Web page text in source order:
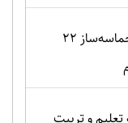
شهید مهدی ثامنی‌راد؛ حماسه‌ساز ۲۲
و تربیت